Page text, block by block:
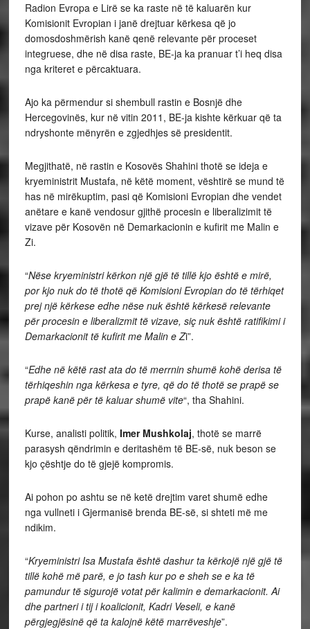
Radion Evropa e Lirë se ka raste në të kaluarën kur
Komisionit Evropian i janë drejtuar kërkesa që jo
domosdoshmërish kanë qenë relevante për proceset
integruese, dhe në disa raste, BE-ja ka pranuar t’i heq disa
nga kriteret e përcaktuara.
Ajo ka përmendur si shembull rastin e Bosnjë dhe
Hercegovinës, kur në vitin 2011, BE-ja kishte kërkuar që ta
ndryshonte mënyrën e zgjedhjes së presidentit.
Megjithatë, në rastin e Kosovës Shahini thotë se ideja e
kryeministrit Mustafa, në këtë moment, vështirë se mund të
has në mirëkuptim, pasi që Komisioni Evropian dhe vendet
anëtare e kanë vendosur gjithë procesin e liberalizimit të
vizave për Kosovën në Demarkacionin e kufirit me Malin e
Zi.
“Nëse kryeministri kërkon një gjë të tillë kjo është e mirë,
por kjo nuk do të thotë që Komisioni Evropian do të tërhiqet
prej një kërkese edhe nëse nuk është kërkesë relevante
për procesin e liberalizmit të vizave, siç nuk është ratifikimi i
Demarkacionit të kufirit me Malin e Zi”.
“Edhe në këtë rast ata do të merrnin shumë kohë derisa të
tërhiqeshin nga kërkesa e tyre, që do të thotë se prapë se
prapë kanë për të kaluar shumë vite“, tha Shahini.
Kurse, analisti politik, Imer Mushkolaj, thotë se marrë
parasysh qëndrimin e deritashëm të BE-së, nuk beson se
kjo çështje do të gjejë kompromis.
Ai pohon po ashtu se në ketë drejtim varet shumë edhe
nga vullneti i Gjermanisë brenda BE-së, si shteti më me
ndikim.
“Kryeministri Isa Mustafa është dashur ta kërkojë një gjë të
tillë kohë më parë, e jo tash kur po e sheh se e ka të
pamundur të sigurojë votat për kalimin e demarkacionit. Ai
dhe partneri i tij i koalicionit, Kadri Veseli, e kanë
përgjegjësinë që ta kalojnë këtë marrëveshje”.